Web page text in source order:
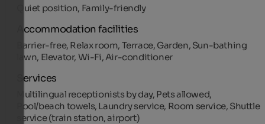
Quiet position, Family-friendly
Accommodation facilities
Barrier-free, Relax room, Terrace, Garden, Sun-bathing
lawn, Elevator, Wi-Fi, Air-conditioner
Services
Multilingual receptionists by day, Pets allowed,
Pool/beach towels, Laundry service, Room service, Shuttle
service (train station, airport)